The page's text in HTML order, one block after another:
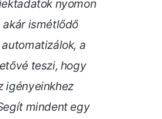
nyomon
ismétlődő
a
teszi, hogy
igényeinkhez
mindent egy